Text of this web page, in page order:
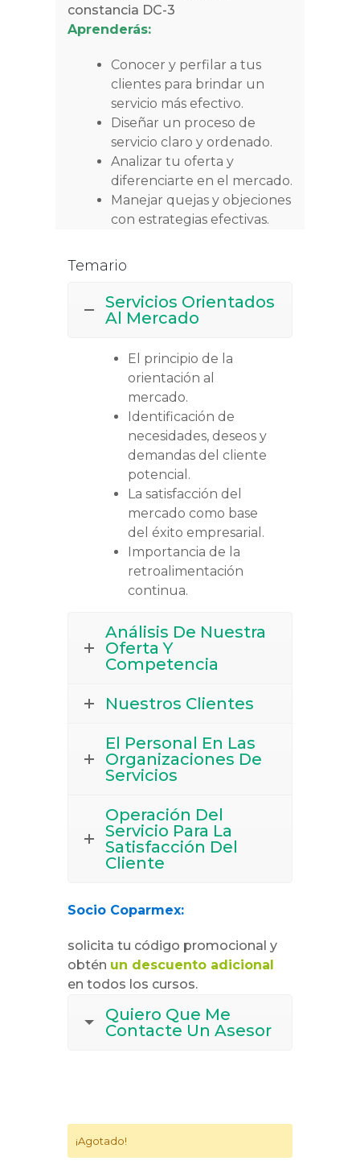
constancia DC-3
Aprenderás:
Conocer y perfilar a tus
clientes para brindar un
servicio más efectivo.
Diseñar un proceso de
servicio claro y ordenado.
Analizar tu oferta y
diferenciarte en el mercado.
Manejar quejas y objeciones
con estrategias efectivas.
Temario
Servicios Orientados
Al Mercado
El principio de la
orientación al
mercado.
Identificación de
necesidades, deseos y
demandas del cliente
potencial.
La satisfacción del
mercado como base
del éxito empresarial.
Importancia de la
retroalimentación
continua.
Análisis De Nuestra
Oferta Y
Competencia
Nuestros Clientes
El Personal En Las
Organizaciones De
Servicios
Operación Del
Servicio Para La
Satisfacción Del
Cliente
Socio Coparmex:
solicita tu código promocional y
obtén un descuento adicional
en todos los cursos.
Quiero Que Me
Contacte Un Asesor
¡Agotado!